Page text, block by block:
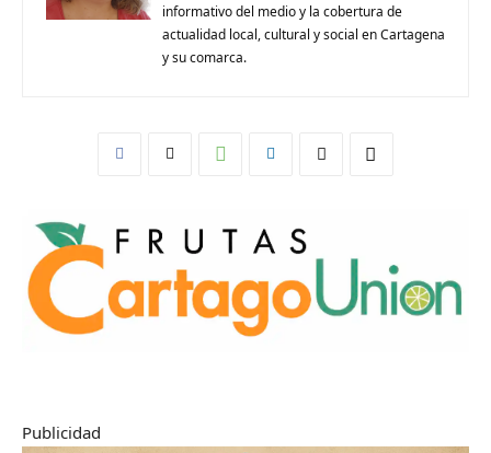
informativo del medio y la cobertura de
actualidad local, cultural y social en Cartagena
y su comarca.
Publicidad